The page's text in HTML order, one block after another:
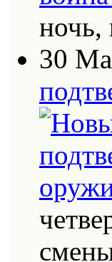
ночь,
30